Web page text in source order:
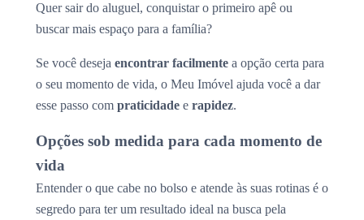
Quer sair do aluguel, conquistar o primeiro apê ou
buscar mais espaço para a família?
Se você deseja encontrar facilmente a opção certa para
o seu momento de vida, o Meu Imóvel ajuda você a dar
esse passo com praticidade e rapidez.
Opções sob medida para cada momento de
vida
Entender o que cabe no bolso e atende às suas rotinas é o
segredo para ter um resultado ideal na busca pela